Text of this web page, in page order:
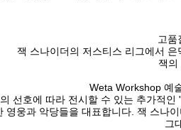
고품
잭 스나이더의 저스티스 리그에서
잭의
Weta Workshop 예
선호에 따라 전시할 수 있는 추가적
영웅과 악당들을 대표합니다. 잭 스나
그